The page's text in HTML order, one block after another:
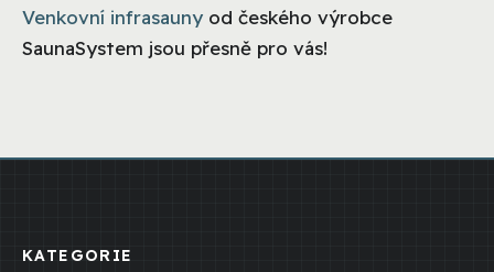
Venkovní infrasauny od českého výrobce
SaunaSystem jsou přesně pro vás!
KATEGORIE